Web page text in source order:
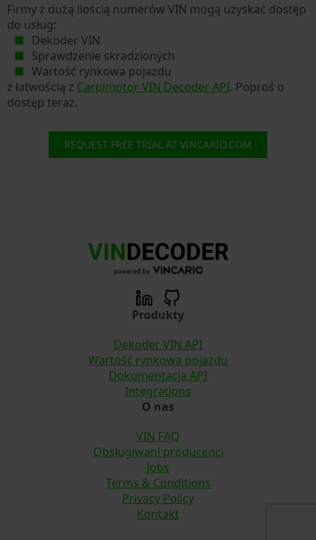
Firmy z dużą ilością numerów VIN mogą uzyskać dostęp
do usług:
Dekoder VIN
Sprawdzenie skradzionych
Wartość rynkowa pojazdu
z łatwością z Carpimotor VIN Decoder API. Poproś o
dostęp teraz.
REQUEST FREE TRIAL AT VINCARIO.COM
Produkty
Dekoder VIN API
Wartość rynkowa pojazdu
Dokumentacja API
Integrations
O nas
VIN FAQ
Obsługiwani producenci
Jobs
Terms & Conditions
Privacy Policy
Kontakt